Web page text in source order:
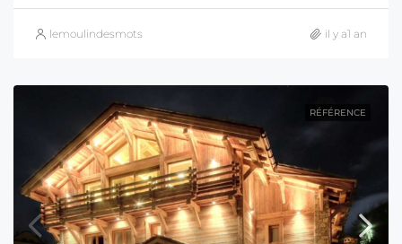
lemoulindesmots il y a1 an
RÉFÉRENCE